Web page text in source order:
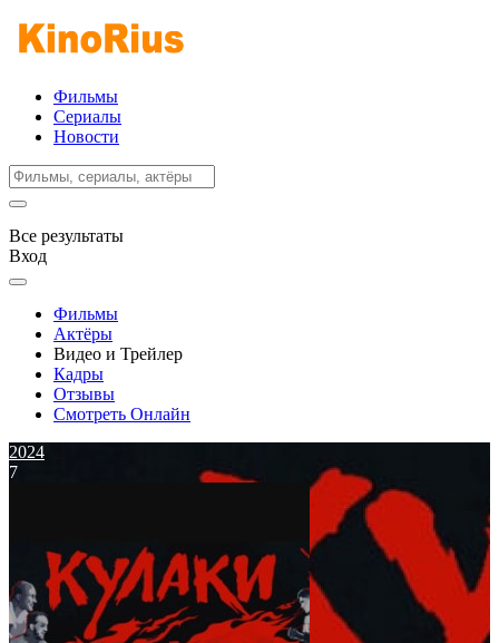
Фильмы
Сериалы
Новости
Все результаты
Вход
Фильмы
Актёры
Видео и Трейлер
Кадры
Отзывы
Смотреть Онлайн
2024
7